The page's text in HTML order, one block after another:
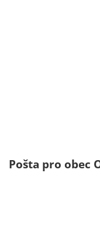
Pošta pro obec